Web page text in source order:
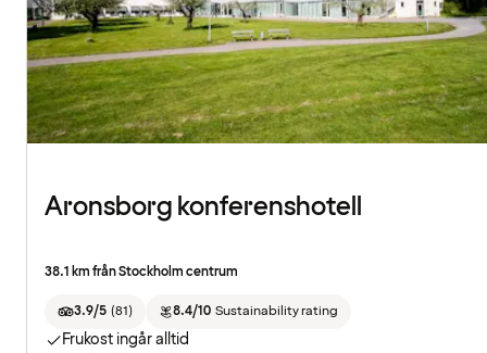
Aronsborg konferenshotell
38.1 km från Stockholm centrum
3.9/5 (81) 8.4/10 Sustainability rating
Frukost ingår alltid